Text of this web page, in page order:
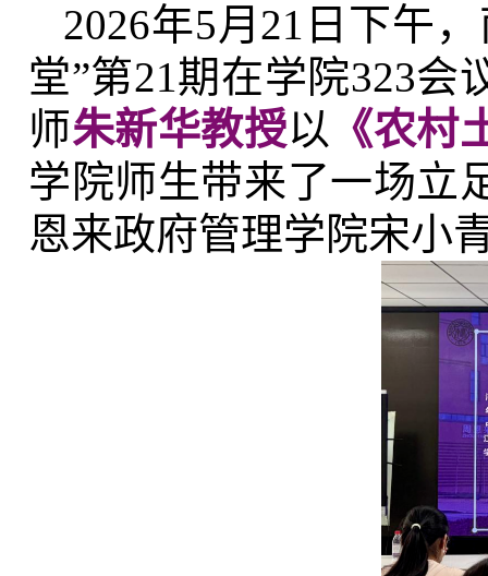
2026年5月21日下午
堂”第21期在学院323
师朱新华教授以 《农
学院师生带来了一场立
恩来政府管理学院宋小